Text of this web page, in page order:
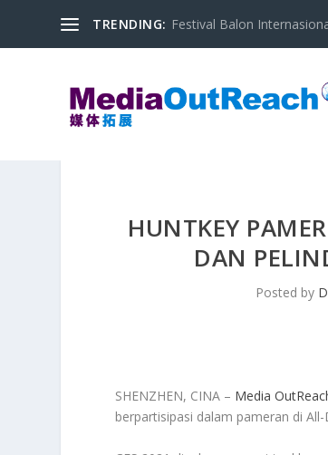
TRENDING: Festival Balon
HUNTKEY
DAN
Posted by
SHENZHEN, CINA – Media
berpartisipasi dalam pameran di